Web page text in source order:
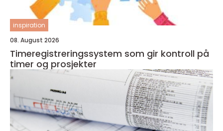
inspiration
08. August 2026
Timeregistreringssystem som gir kontroll på
timer og prosjekter